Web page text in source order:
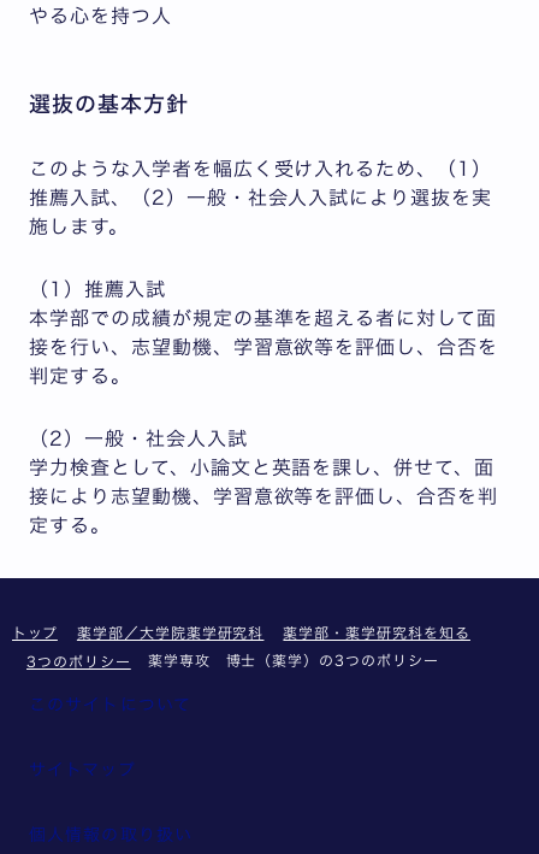
やる心を持つ人
選抜の基本方針
このような入学者を幅広く受け入れるため、（1）
推薦入試、（2）一般・社会人入試により選抜を実
施します。
（1）推薦入試
本学部での成績が規定の基準を超える者に対して面
接を行い、志望動機、学習意欲等を評価し、合否を
判定する。
（2）一般・社会人入試
学力検査として、小論文と英語を課し、併せて、面
接により志望動機、学習意欲等を評価し、合否を判
定する。
トップ 薬学部／大学院薬学研究科
薬学部・薬学研究科を知る
3つのポリシー
薬学専攻 博士（薬学）の3つのポリシー
このサイトについて
サイトマップ
個人情報の取り扱い